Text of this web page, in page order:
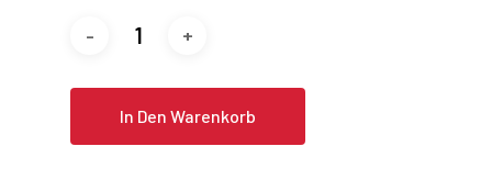
In Den Warenkorb